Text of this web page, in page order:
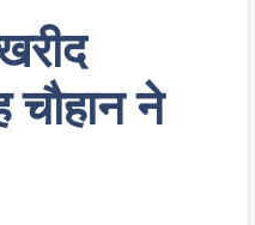
चौहान ने